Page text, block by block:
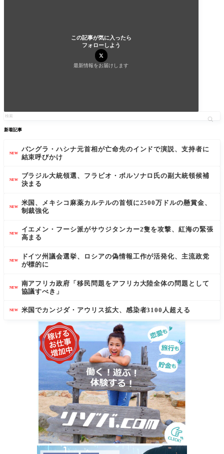
この記事が気に入ったら
フォローしよう
最新情報をお届けします
新着記事
NEW
バングラ・ハシナ元首相が亡命先のインドで演説、支持者に
結束呼びかけ
NEW
ブラジル大統領選、フラビオ・ボルソナロ氏の副大統領候補
決まる
NEW
米国、メキシコ麻薬カルテルの首領に2500万ドルの懸賞金、
制裁強化
NEW
イエメン・フーシ派がサウジタンカー2隻を攻撃、紅海の緊張
高まる
NEW
ドイツ州議会選挙、ロシアの偽情報工作が活発化、主流政党
が標的に
NEW
南アフリカ政府「移民問題をアフリカ大陸全体の問題として
協議すべき」
NEW 米国でカンジダ・アウリス拡大、感染者3100人超える